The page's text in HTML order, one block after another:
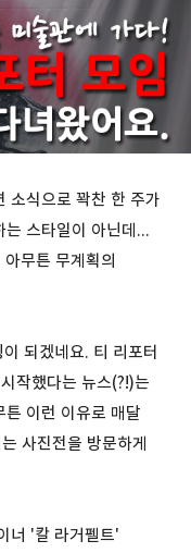
소식으로 꽉찬 한 주가
스타일이 아닌데...
무튼 무계획의
되겠네요. 티 리포터
작했다는 뉴스(?!)는
이런 이유로 매달
사진전을 방문하게
너 '칼 라거펠트'